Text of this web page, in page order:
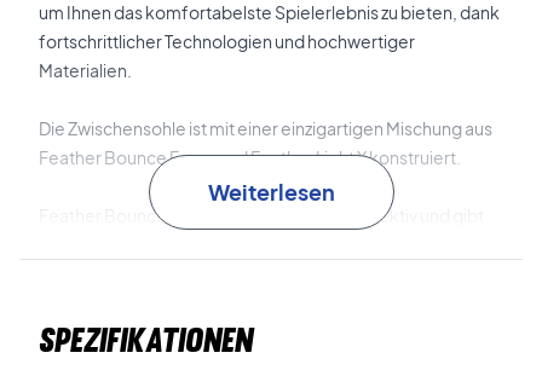
um Ihnen das komfortabelste Spielerlebnis zu bieten, dank
fortschrittlicher Technologien und hochwertiger
Materialien.
Die Zwischensohle ist mit einer einzigartigen Mischung aus
Feather Bounce Foam und Feather Light X konstruiert.
Feather Bounce Foam absorbiert Stöße effektiv und gibt
Weiterlesen
Spezifikationen